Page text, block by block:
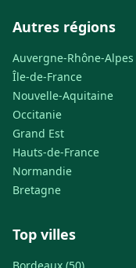
Autres régions
Auvergne-Rhône-Alpes
Île-de-France
Nouvelle-Aquitaine
Occitanie
Grand Est
Hauts-de-France
Normandie
Bretagne
Top villes